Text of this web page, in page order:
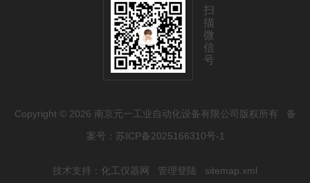
扫
描
微
信
号
Copyright © 2026 南京元一工业自动化设备有限公司版权所有 备
案号：苏ICP备2025166310号-1
技术支持： 化工仪器网 管理登陆 sitemap.xml